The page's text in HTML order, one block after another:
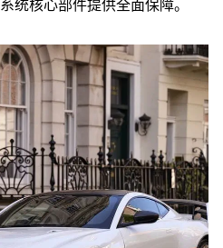
统核心部件提供全面保障。